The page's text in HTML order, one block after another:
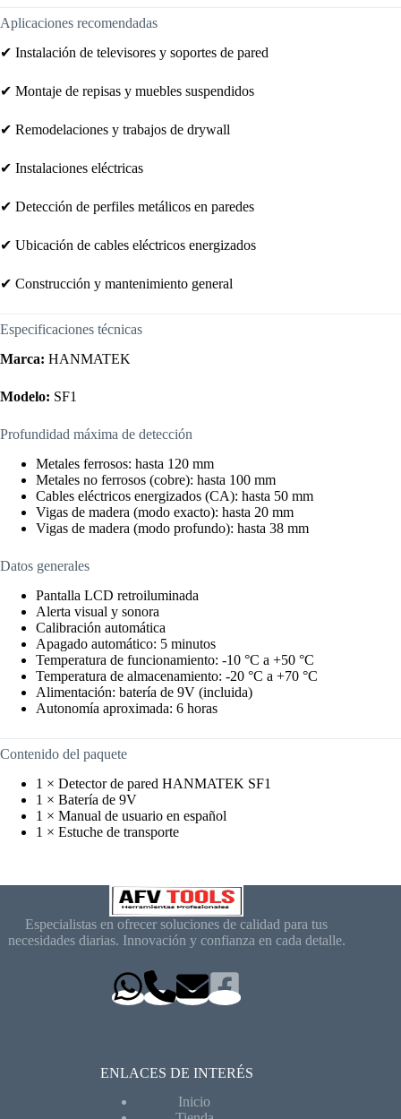
Aplicaciones recomendadas
✔ Instalación de televisores y soportes de pared
✔ Montaje de repisas y muebles suspendidos
✔ Remodelaciones y trabajos de drywall
✔ Instalaciones eléctricas
✔ Detección de perfiles metálicos en paredes
✔ Ubicación de cables eléctricos energizados
✔ Construcción y mantenimiento general
Especificaciones técnicas
Marca: HANMATEK
Modelo: SF1
Profundidad máxima de detección
Metales ferrosos: hasta 120 mm
Metales no ferrosos (cobre): hasta 100 mm
Cables eléctricos energizados (CA): hasta 50 mm
Vigas de madera (modo exacto): hasta 20 mm
Vigas de madera (modo profundo): hasta 38 mm
Datos generales
Pantalla LCD retroiluminada
Alerta visual y sonora
Calibración automática
Apagado automático: 5 minutos
Temperatura de funcionamiento: -10 °C a +50 °C
Temperatura de almacenamiento: -20 °C a +70 °C
Alimentación: batería de 9V (incluida)
Autonomía aproximada: 6 horas
Contenido del paquete
1 × Detector de pared HANMATEK SF1
1 × Batería de 9V
1 × Manual de usuario en español
1 × Estuche de transporte
Especialistas en ofrecer soluciones de calidad para tus
necesidades diarias. Innovación y confianza en cada detalle.
ENLACES DE INTERÉS
Inicio